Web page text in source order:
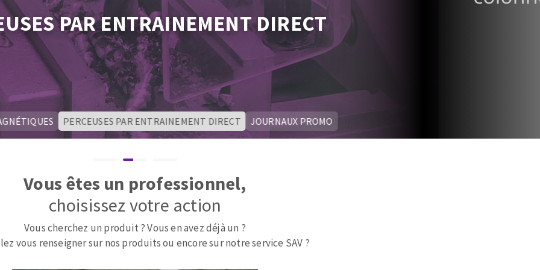
à profil
diamantés
Système auto-nivelant à vis
Système auto-nivelant à cale
Pose des joints
Nettoyage
ABRASIFS APPLIQUÉS
PAR ENTRAINEMENT DIRECT
PERCEUSES PAR ENTRAINEMENT DIRECT JOURNAUX PROMO
Vous êtes un professionnel,
choisissez votre action
Vous cherchez un produit ? Vous en avez déjà un ?
vous renseigner sur nos produits ou encore sur notre service SAV ?